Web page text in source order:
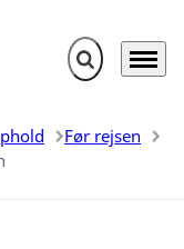
Fold søgefelt
Menu
Før rejsen